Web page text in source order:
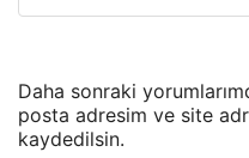
Daha sonraki
posta adresim ve site
kaydedilsin.